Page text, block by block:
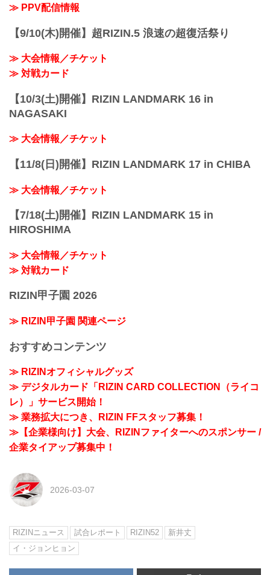
≫ PPV配信情報
【9/10(木)開催】超RIZIN.5 浪速の超復活祭り
≫ 大会情報／チケット
≫ 対戦カード
【10/3(土)開催】RIZIN LANDMARK 16 in
NAGASAKI
≫ 大会情報／チケット
【11/8(日)開催】RIZIN LANDMARK 17 in CHIBA
≫ 大会情報／チケット
【7/18(土)開催】RIZIN LANDMARK 15 in
HIROSHIMA
≫ 大会情報／チケット
≫ 対戦カード
RIZIN甲子園 2026
≫ RIZIN甲子園 関連ページ
おすすめコンテンツ
≫ RIZINオフィシャルグッズ
≫ デジタルカード「RIZIN CARD COLLECTION（ライコ
レ）」サービス開始！
≫ 業務拡大につき、RIZIN FFスタッフ募集！
≫【企業様向け】大会、RIZINファイターへのスポンサー /
企業タイアップ募集中！
2026-03-07
RIZINニュース 試合レポート RIZIN52
新井丈
イ・ジョンヒョン